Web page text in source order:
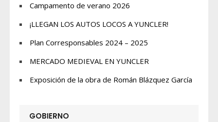
Campamento de verano 2026
¡LLEGAN LOS AUTOS LOCOS A YUNCLER!
Plan Corresponsables 2024 – 2025
MERCADO MEDIEVAL EN YUNCLER
Exposición de la obra de Román Blázquez García
GOBIERNO